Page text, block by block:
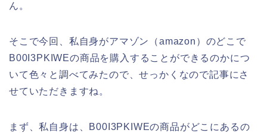
ん。
そこで今回、私自身がアマゾン（amazon）のどこで
B00I3PKIWEの商品を購入することができるのかにつ
いて色々と調べてみたので、せっかくなので記事にさ
せていただきますね。
まず、私自身は、B00I3PKIWEの商品がどこにあるの